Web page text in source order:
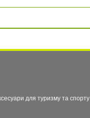
для туризму та спорту